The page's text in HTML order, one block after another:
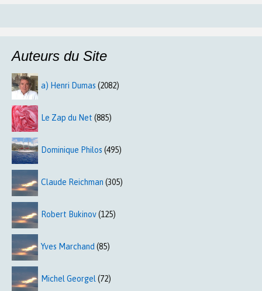
Auteurs du Site
a) Henri Dumas (2082)
Le Zap du Net (885)
Dominique Philos (495)
Claude Reichman (305)
Robert Bukinov(125)
Yves Marchand (85)
Michel Georgel (72)